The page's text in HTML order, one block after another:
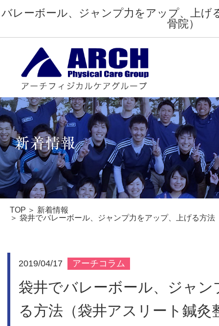
バレーボール、ジャンプ力をアップ、上げ
骨院）
TOP
交通事故治
本物の治療家
TOP
新着情報
袋井でバレーボール、ジャンプ力をアップ、上げる方法
2019/04/17 アーチコラム
袋井でバレーボール、ジャ
る方法（袋井アスリート鍼灸